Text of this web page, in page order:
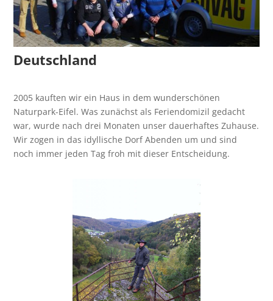
Deutschland
2005 kauften wir ein Haus in dem wunderschönen
Naturpark-Eifel. Was zunächst als Feriendomizil gedacht
war, wurde nach drei Monaten unser dauerhaftes Zuhause.
Wir zogen in das idyllische Dorf Abenden um und sind
noch immer jeden Tag froh mit dieser Entscheidung.